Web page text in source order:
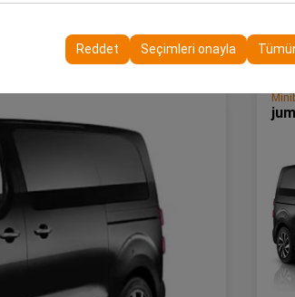
kullanılır.
Reddet Seçimleri onayla